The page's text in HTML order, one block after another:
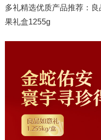
多礼精选优质产品推荐：
果礼盒1255g